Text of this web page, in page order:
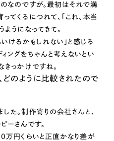
のなのですが。最初はそれで満
てくるにつれて、「これ、本当
ようになってきて。
けるかもしれない」と感じる
ングをちゃんと考えないとい
きっかけですね。
どのように比較されたので
た。制作寄りの会社さんと、
ーさんです。
万円くらいと正直かなり差が